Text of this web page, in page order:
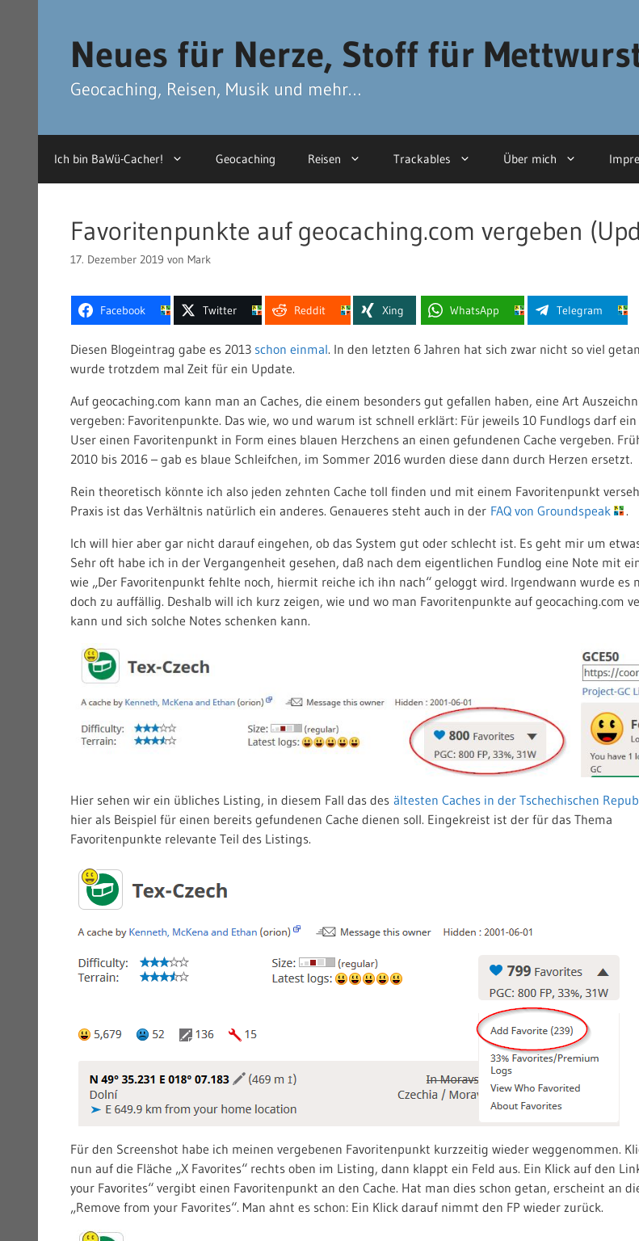
Neues für Nerze, Stoff für
Geocaching, Reisen, Musik und mehr…
Ich bin BaWü-Cacher! Geocaching Reisen Trackables Über mich
Favoritenpunkte auf geocaching.com vergeben
17. Dezember 2019 von Mark
Facebook Twitter Reddit Xing WhatsApp Telegram
Diesen Blogeintrag gabe es 2013 schon einmal. In den letzten 6 Jahren hat sich zwar nicht so viel
wurde trotzdem mal Zeit für ein Update.
Auf geocaching.com kann man an Caches, die einem besonders gut gefallen haben, eine Art
vergeben: Favoritenpunkte. Das wie, wo und warum ist schnell erklärt: Für jeweils 10 Fundlogs darf
User einen Favoritenpunkt in Form eines blauen Herzchens an einen gefundenen Cache vergeben.
2010 bis 2016 – gab es blaue Schleifchen, im Sommer 2016 wurden diese dann durch Herzen ersetzt.
Rein theoretisch könnte ich also jeden zehnten Cache toll finden und mit einem Favoritenpunkt
Praxis ist das Verhältnis natürlich ein anderes. Genaueres steht auch in der FAQ von Groundspeak
.
Ich will hier aber gar nicht darauf eingehen, ob das System gut oder schlecht ist. Es geht mir um
Sehr oft habe ich in der Vergangenheit gesehen, daß nach dem eigentlichen Fundlog eine Note mit
wie „Der Favoritenpunkt fehlte noch, hiermit reiche ich ihn nach“ geloggt wird. Irgendwann wurde es
doch zu auffällig. Deshalb will ich kurz zeigen, wie und wo man Favoritenpunkte auf geocaching.com
kann und sich solche Notes schenken kann.
Hier sehen wir ein übliches Listing, in diesem Fall das des ältesten Caches in der Tschechischen
hier als Beispiel für einen bereits gefundenen Cache dienen soll. Eingekreist ist der für das Thema
Favoritenpunkte relevante Teil des Listings.
Für den Screenshot habe ich meinen vergebenen Favoritenpunkt kurzzeitig wieder weggenommen.
nun auf die Fläche „X Favorites“ rechts oben im Listing, dann klappt ein Feld aus. Ein Klick auf den
your Favorites“ vergibt einen Favoritenpunkt an den Cache. Hat man dies schon getan, erscheint an
„Remove from your Favorites“. Man ahnt es schon: Ein Klick darauf nimmt den FP wieder zurück.